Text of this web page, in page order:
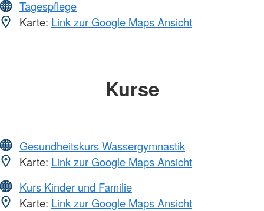
Tagespflege
Karte: Link zur Google Maps Ansicht
Kurse
Gesundheitskurs Wassergymnastik
Karte: Link zur Google Maps Ansicht
Kurs Kinder und Familie
Karte: Link zur Google Maps Ansicht